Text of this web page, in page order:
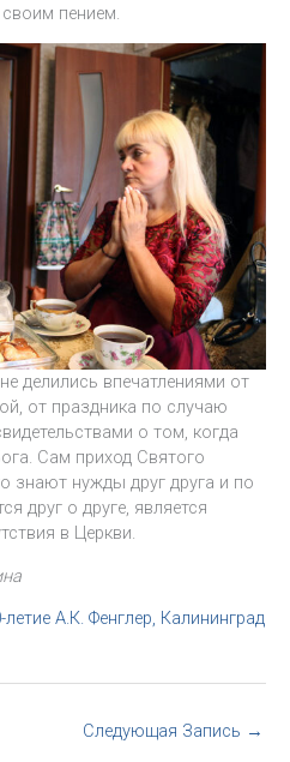
пением.
делились впечатлениями от
от праздника по случаю
о том, когда
Сам приход Святого
знают нужды друг друга и по
друг о друге, является
в Церкви.
летие А.К. Фенглер, Калининград
Следующая Запись →